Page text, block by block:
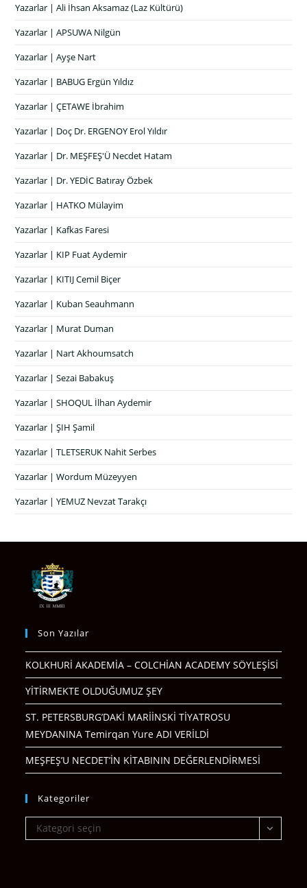
Yazarlar | Ali İhsan Aksamaz (Laz Kültürü)
Yazarlar | APSUWA Nilgün
Yazarlar | Ayşe Nart
Yazarlar | BABUG Ergün Yıldız
Yazarlar | ÇETAWE İbrahim
Yazarlar | Doç Dr. ERGENOY Erol Yıldır
Yazarlar | Dr. MEŞFEŞ'Ü Necdet Hatam
Yazarlar | Dr. YEDİC Batıray Özbek
Yazarlar | HATKO Mülayim
Yazarlar | Kafkas Faresi
Yazarlar | KIP Fuat Aydemir
Yazarlar | KITIJ Cemil Biçer
Yazarlar | Kuban Seauhmann
Yazarlar | Murat Duman
Yazarlar | Nart Akhoumsatch
Yazarlar | Sezai Babakuş
Yazarlar | SHOQUL İlhan Aydemir
Yazarlar | ŞIH Şamil
Yazarlar | TLETSERUK Nahit Serbes
Yazarlar | Wordum Müzeyyen
Yazarlar | YEMUZ Nevzat Tarakçı
Son Yazılar
KOLKHURİ AKADEMİA – COLCHİAN ACADEMY SÖYLEŞİSİ
YİTİRMEKTE OLDUĞUMUZ ŞEY
ST. PETERSBURG’DAKİ MARİİNSKİ TİYATROSU
MEYDANINA Temirqan Yure ADI VERİLDİ
MEŞFEŞ’U NECDET’İN KİTABININ DEĞERLENDİRMESİ
Kategoriler
Kategoriler
Kategori seçin